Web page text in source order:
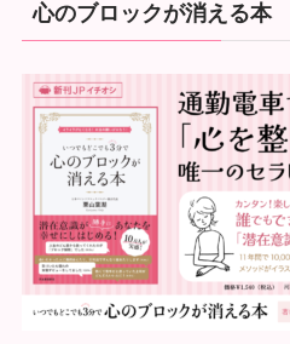
心のブロックが消える本